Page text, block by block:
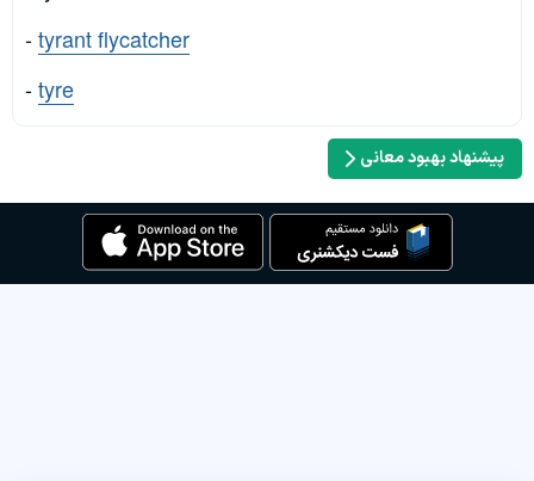
-tyrant flycatcher
-tyre
پیشنهاد بهبود معانی